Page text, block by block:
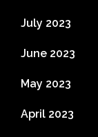
July 2023
June 2023
May 2023
April 2023